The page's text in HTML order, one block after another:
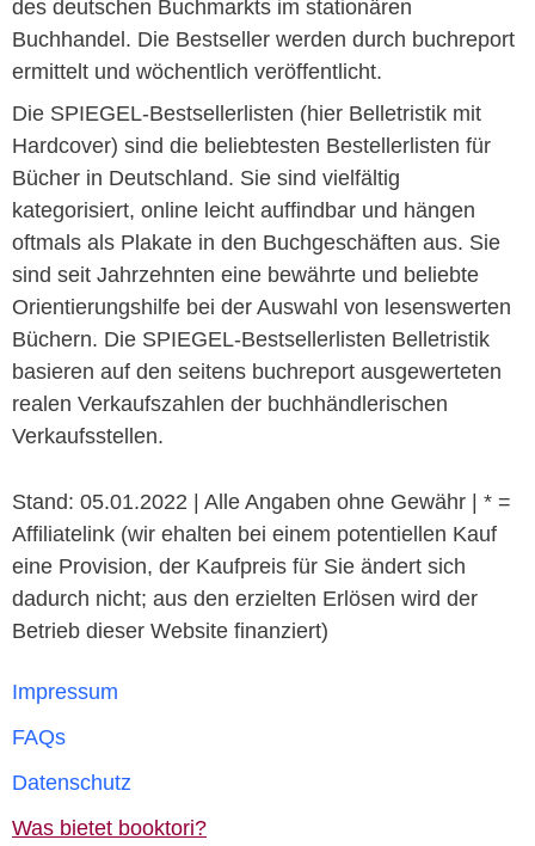
des deutschen Buchmarkts im stationären
Buchhandel. Die Bestseller werden durch buchreport
ermittelt und wöchentlich veröffentlicht.
Die SPIEGEL-Bestsellerlisten (hier Belletristik mit
Hardcover) sind die beliebtesten Bestellerlisten für
Bücher in Deutschland. Sie sind vielfältig
kategorisiert, online leicht auffindbar und hängen
oftmals als Plakate in den Buchgeschäften aus. Sie
sind seit Jahrzehnten eine bewährte und beliebte
Orientierungshilfe bei der Auswahl von lesenswerten
Büchern. Die SPIEGEL-Bestsellerlisten Belletristik
basieren auf den seitens buchreport ausgewerteten
realen Verkaufszahlen der buchhändlerischen
Verkaufsstellen.
Stand: 05.01.2022 | Alle Angaben ohne Gewähr | * =
Affiliatelink (wir ehalten bei einem potentiellen Kauf
eine Provision, der Kaufpreis für Sie ändert sich
dadurch nicht; aus den erzielten Erlösen wird der
Betrieb dieser Website finanziert)
Impressum
FAQs
Datenschutz
Was bietet booktori?